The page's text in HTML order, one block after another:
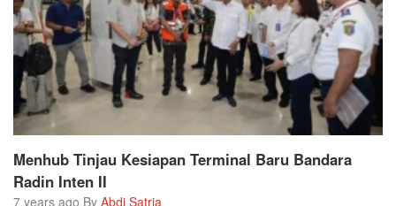
Menhub Tinjau Kesiapan Terminal Baru Bandara
Radin Inten II
7 years ago By Abdi Satria